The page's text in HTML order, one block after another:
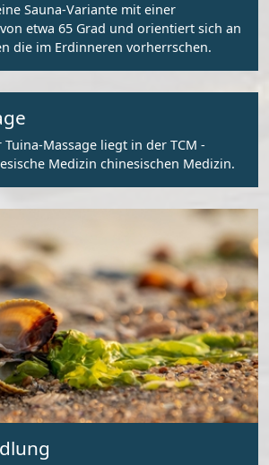
Sauna-Variante mit einer
etwa 65 Grad und orientiert sich an
die im Erdinneren vorherrschen.
Massage liegt in der TCM -
Medizin chinesischen Medizin.